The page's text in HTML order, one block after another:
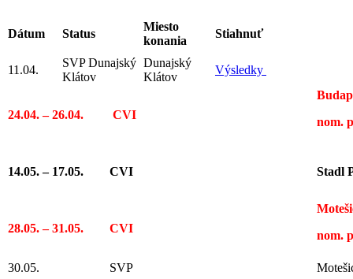
Dátum Status
Miesto
konania
Stiahnuť
11.04.
SVP Dunajský
Klátov
Dunajský
Klátov
Výsledky
24.04. – 26.04. CVI
nom.
14.05. – 17.05. CVI Stadl
28.05. – 31.05. CVI
nom.
30.05. SVP